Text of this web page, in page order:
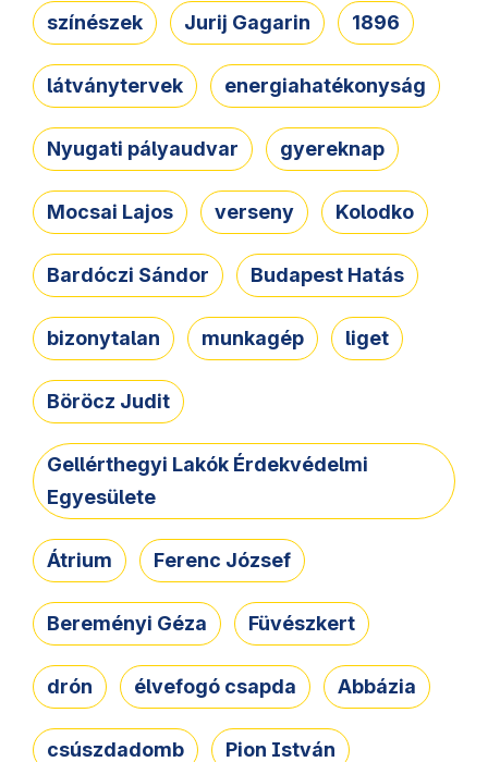
színészek Jurij Gagarin 1896
látványtervek energiahatékonyság
Nyugati pályaudvar gyereknap
Mocsai Lajos verseny Kolodko
Bardóczi Sándor Budapest Hatás
bizonytalan munkagép liget
Böröcz Judit
Gellérthegyi Lakók Érdekvédelmi
Egyesülete
Átrium Ferenc József
Bereményi Géza Füvészkert
drón élvefogó csapda Abbázia
csúszdadomb Pion István